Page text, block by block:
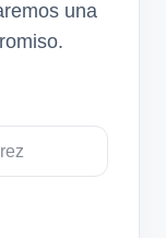
una